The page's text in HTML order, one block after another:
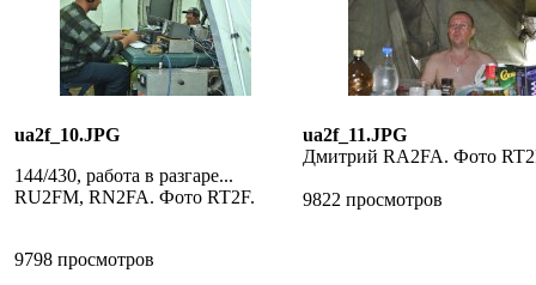
ua2f_10.JPG
144/430, работа в разгаре...
RU2FM, RN2FA. Фото RT2F.
9798 просмотров
ua2f_11.JPG
Дмитрий RA2FA. Фото
9822 просмотров